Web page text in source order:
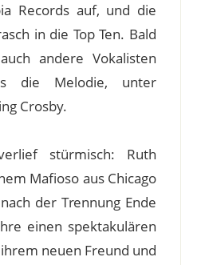
Records auf, und die
in die Top Ten. Bald
andere Vokalisten
die Melodie, unter
Crosby.
stürmisch: Ruth
Mafioso aus Chicago
der Trennung Ende
einen spektakulären
neuen Freund und